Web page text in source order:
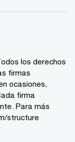
los derechos
firmas
ocasiones,
firma
Para más
structure